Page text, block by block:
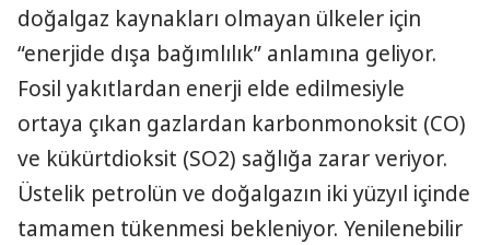
doğalgaz kaynakları olmayan ülkeler için
“enerjide dışa bağımlılık” anlamına geliyor.
Fosil yakıtlardan enerji elde edilmesiyle
ortaya çıkan gazlardan karbonmonoksit (CO)
ve kükürtdioksit (SO2) sağlığa zarar veriyor.
Üstelik petrolün ve doğalgazın iki yüzyıl içinde
tamamen tükenmesi bekleniyor. Yenilenebilir